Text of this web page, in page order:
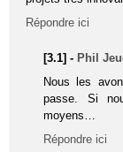
Répondre ici
[3.1] - Phil
Nous les
passe. Si
moyens…
Répondre ici